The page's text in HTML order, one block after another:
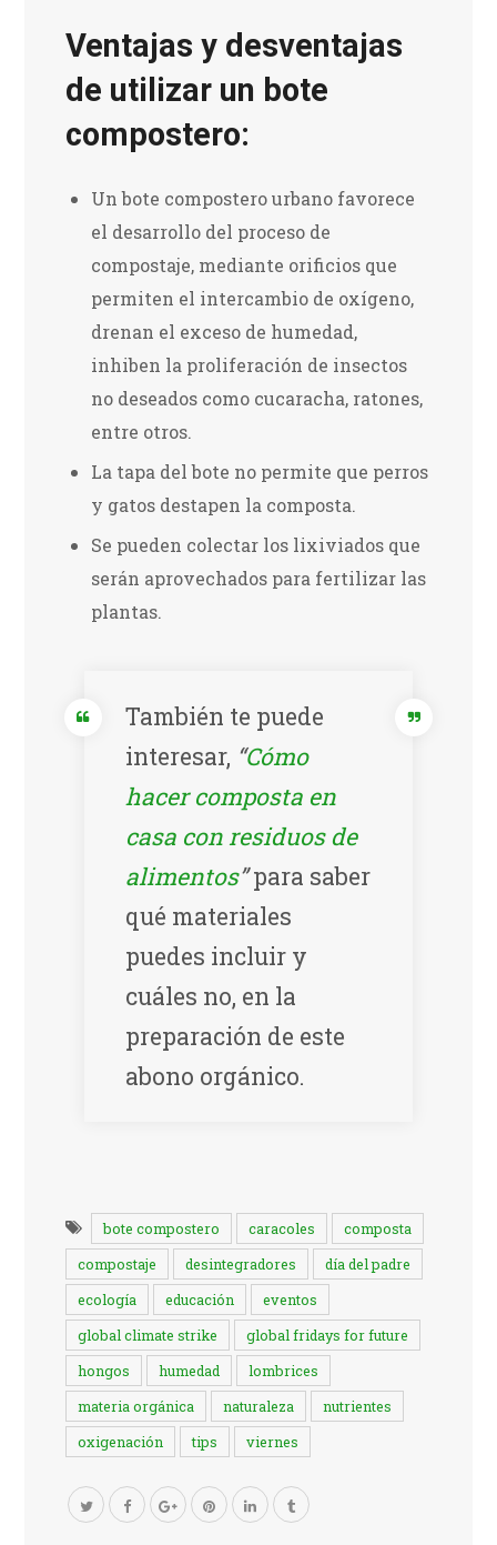
Ventajas y desventajas
de utilizar un bote
compostero:
Un bote compostero urbano favorece
el desarrollo del proceso de
compostaje, mediante orificios que
permiten el intercambio de oxígeno,
drenan el exceso de humedad,
inhiben la proliferación de insectos
no deseados como cucaracha, ratones,
entre otros.
La tapa del bote no permite que perros
y gatos destapen la composta.
Se pueden colectar los lixiviados que
serán aprovechados para fertilizar las
plantas.
También te puede
interesar, “Cómo
hacer composta en
casa con residuos de
alimentos”para saber
qué materiales
puedes incluir y
cuáles no, en la
preparación de este
abono orgánico.
bote compostero caracoles
composta
compostaje
desintegradores
día del padre
ecología
educación
eventos
global climate strike
global fridays for future
hongos
humedad
lombrices
materia orgánica
naturaleza
nutrientes
oxigenación
tips viernes